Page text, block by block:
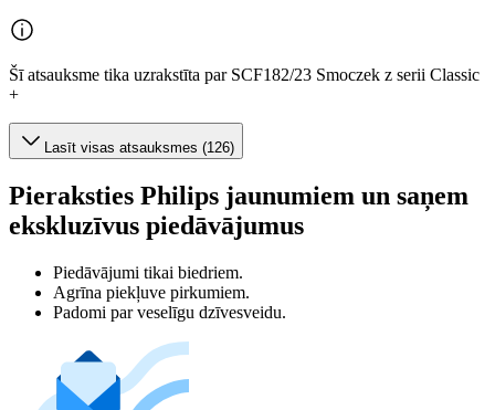
Šī atsauksme tika uzrakstīta par SCF182/23 Smoczek z serii Classic
+
Lasīt visas atsauksmes (126)
Pieraksties Philips jaunumiem un saņem
ekskluzīvus piedāvājumus
Piedāvājumi tikai biedriem.
Agrīna piekļuve pirkumiem.
Padomi par veselīgu dzīvesveidu.